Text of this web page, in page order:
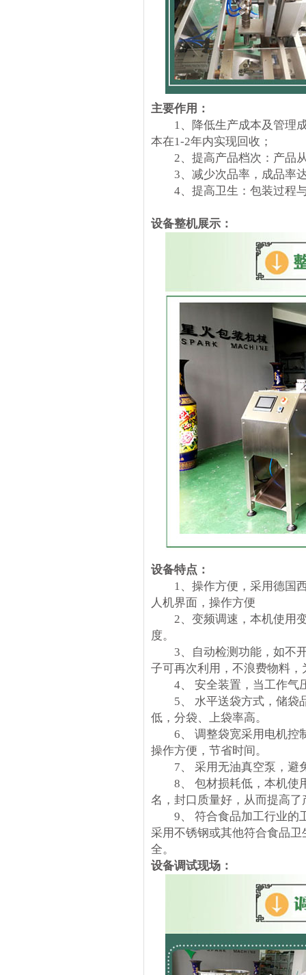
主要作用：
1、降低生产成本及管理成
本在1-2年内实现回收；
2、提高产品档次：产品从
3、减少次品率，成品率达
4、提高卫生：包装过程与
设备整机展示：
设备特点：
1、操作方便，采用德国西
人机界面，操作方便
2、变频调速，本机使用变
度。
3、自动检测功能，如不开
子可再次利用，不浪费物料
4、 安全装置，当工作气
5、 水平送袋方式，储袋
低，分袋、上袋率高。
6、 调整袋宽采用电机控
操作方便，节省时间。
7、 采用无油真空泵，避
8、 包材损耗低，本机使
名，封口质量好，从而提高了
9、 符合食品加工行业的
采用不锈钢或其他符合食品
全。
设备调试现场：